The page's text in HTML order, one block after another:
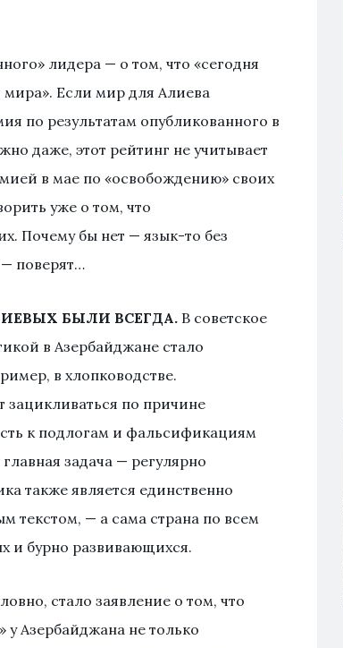
лидера — о том, что «сегодня
Если мир для Алиева
по результатам опубликованного в
даже, этот рейтинг не учитывает
в мае по «освобождению» своих
уже о том, что
Почему бы нет — язык-то без
поверят…
БЫЛИ ВСЕГДА. В советское
в Азербайджане стало
в хлопководстве.
зацикливаться по причине
к подлогам и фальсификациям
задача — регулярно
также является единственно
текстом, — а сама страна по всем
и бурно развивающихся.
стало заявление о том, что
у Азербайджана не только